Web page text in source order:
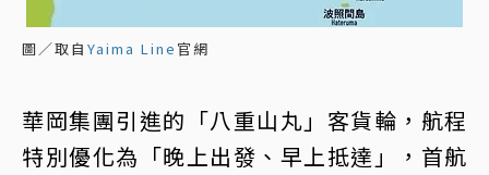
圖／取自 Yaima Line 官網
華岡集團引進的「八重山丸」客貨輪，航程
特別優化為「晚上出發、早上抵達」，首航